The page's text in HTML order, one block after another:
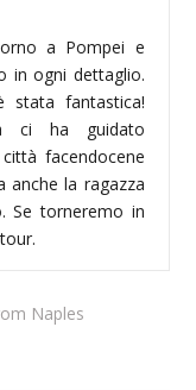
a Pompei e
in ogni dettaglio.
stata fantastica!
ci ha guidato
facendocene
anche la ragazza
Se torneremo in
Naples